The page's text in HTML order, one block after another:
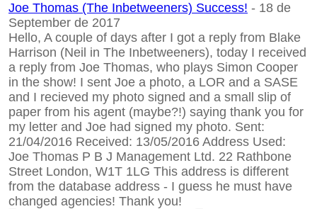
Joe Thomas (The Inbetweeners) Success! - 18 de
September de 2017
Hello, A couple of days after I got a reply from Blake
Harrison (Neil in The Inbetweeners), today I received
a reply from Joe Thomas, who plays Simon Cooper
in the show! I sent Joe a photo, a LOR and a SASE
and I recieved my photo signed and a small slip of
paper from his agent (maybe?!) saying thank you for
my letter and Joe had signed my photo. Sent:
21/04/2016 Received: 13/05/2016 Address Used:
Joe Thomas P B J Management Ltd. 22 Rathbone
Street London, W1T 1LG This address is different
from the database address - I guess he must have
changed agencies! Thank you!